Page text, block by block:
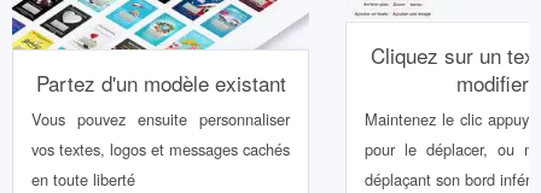
Partez d'un modèle existant
Vous pouvez ensuite personnaliser
vos textes, logos et messages cachés
en toute liberté
Cliquez sur un
modifier.
Maintenez le clic
pour le déplacer, ou
déplaçant son bord